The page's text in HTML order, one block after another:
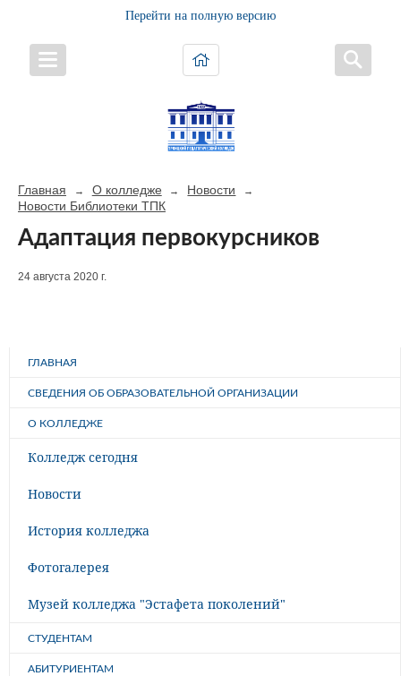
Перейти на полную версию
Главная → О колледже → Новости →
Новости Библиотеки ТПК
Адаптация первокурсников
24 августа 2020 г.
ГЛАВНАЯ
СВЕДЕНИЯ ОБ ОБРАЗОВАТЕЛЬНОЙ ОРГАНИЗАЦИИ
О КОЛЛЕДЖЕ
Колледж сегодня
Новости
История колледжа
Фотогалерея
Музей колледжа "Эстафета поколений"
СТУДЕНТАМ
АБИТУРИЕНТАМ